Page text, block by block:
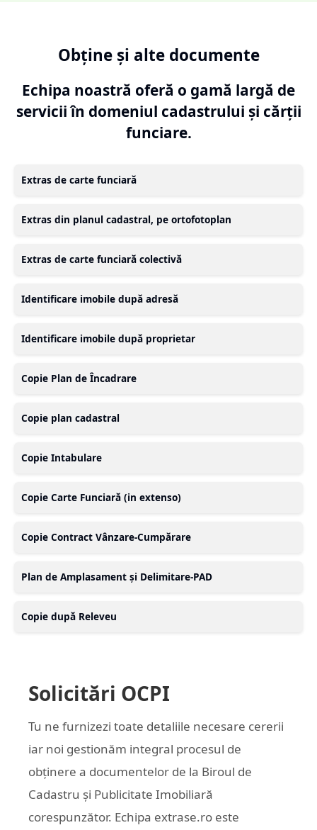
Obține și alte documente
Echipa noastră oferă o gamă largă de
servicii în domeniul cadastrului și cărții
funciare.
Extras de carte funciară
Extras din planul cadastral, pe ortofotoplan
Extras de carte funciară colectivă
Identificare imobile după adresă
Identificare imobile după proprietar
Copie Plan de Încadrare
Copie plan cadastral
Copie Intabulare
Copie Carte Funciară (in extenso)
Copie Contract Vânzare-Cumpărare
Plan de Amplasament și Delimitare-PAD
Copie după Releveu
Solicitări OCPI
Tu ne furnizezi toate detaliile necesare cererii
iar noi gestionăm integral procesul de
obținere a documentelor de la Biroul de
Cadastru și Publicitate Imobiliară
corespunzător. Echipa extrase.ro este